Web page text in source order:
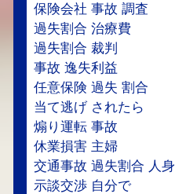
保険会社 事故 調査
過失割合 治療費
過失割合 裁判
事故 逸失利益
任意保険 過失 割合
当て逃げ されたら
煽り運転 事故
休業損害 主婦
交通事故 過失割合 人身
示談交渉 自分で